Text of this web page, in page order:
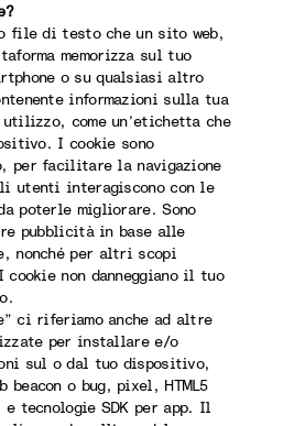
file di testo che un sito web,
memorizza sul tuo
o su qualsiasi altro
informazioni sulla tua
come un’etichetta che
I cookie sono
per facilitare la navigazione
utenti interagiscono con le
poterle migliorare. Sono
pubblicità in base alle
nonché per altri scopi
non danneggiano il tuo
ci riferiamo anche ad altre
per installare e/o
sul o dal tuo dispositivo,
beacon o bug, pixel, HTML5
tecnologie SDK per app. Il